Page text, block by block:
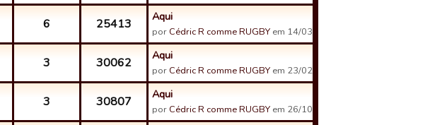
6 25413 Aqui
por Cédric R comme RUGBY em 14/03/16 12:25
3 30062 Aqui
por Cédric R comme RUGBY em 23/02/16 13:35
3 30807 Aqui
por Cédric R comme RUGBY em 26/10/15 08:05